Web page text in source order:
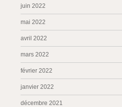
juin 2022
mai 2022
avril 2022
mars 2022
février 2022
janvier 2022
décembre 2021